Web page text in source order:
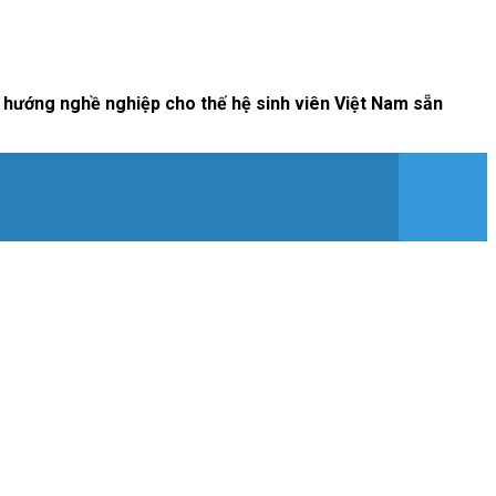
nghề nghiệp cho thế hệ sinh viên Việt Nam sẵn